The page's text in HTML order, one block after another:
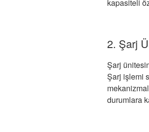
kapasiteli
2. Şarj
Şarj
Şarj işlemi
durumlara